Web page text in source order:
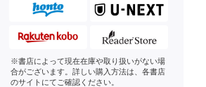
※書店によって現在在庫や取り扱いがない場
合がございます。詳しい購入方法は、各書店
のサイトにてご確認ください。